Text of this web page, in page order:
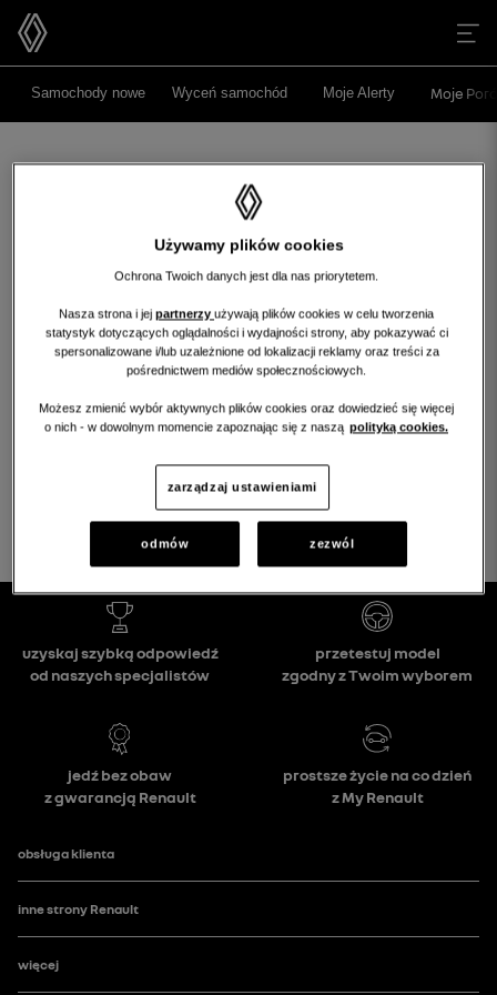
Samochody nowe Wyceń samochód
Moje Alerty
Moje
Niestety, wybrany dealer nie ma
obecnie żadnych ofert w tej kategorii.
Wróć na stronę główną
wróć na stronę główną
Używamy plików cookies
Ochrona Twoich danych jest dla nas priorytetem.
Nasza strona i jej partnerzy używają plików cookies w celu tworzenia
statystyk dotyczących oglądalności i wydajności strony, aby pokazywać ci
spersonalizowane i/lub uzależnione od lokalizacji reklamy oraz treści za
pośrednictwem mediów społecznościowych.
Możesz zmienić wybór aktywnych plików cookies oraz dowiedzieć się więcej
o nich - w dowolnym momencie zapoznając się z naszą polityką cookies.
zarządzaj ustawieniami
odmów zezwól